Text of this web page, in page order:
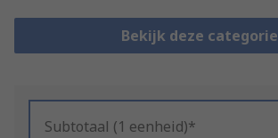
Bekijk deze categorie
Subtotaal (1 eenheid)*